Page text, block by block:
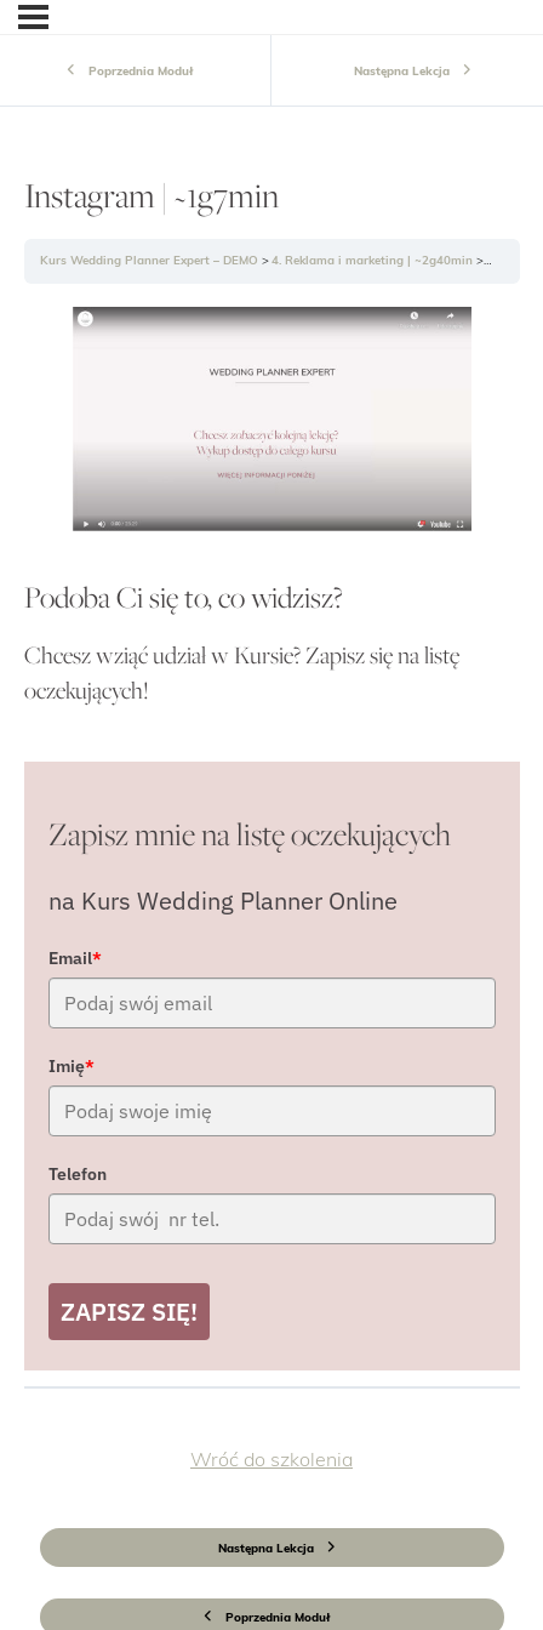
Poprzednia Moduł Następna Lekcja
Instagram | ~1g7min
Kurs Wedding Planner Expert – DEMO 4. Reklama i marketing | ~2g40min
Podoba Ci się to, co widzisz?
Chcesz wziąć udział w Kursie? Zapisz się na listę
oczekujących!
Zapisz mnie na listę oczekujących
na Kurs Wedding Planner Online
Email*
Imię*
Telefon
ZAPISZ SIĘ!
Poprzednia Moduł
Wróć do szkolenia
Następna Lekcja